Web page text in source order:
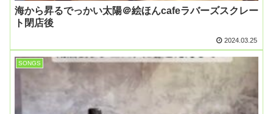
海から昇るでっかい太陽＠絵ほんcafeラバーズスクレー
ト閉店後
2024.03.25
SONGS